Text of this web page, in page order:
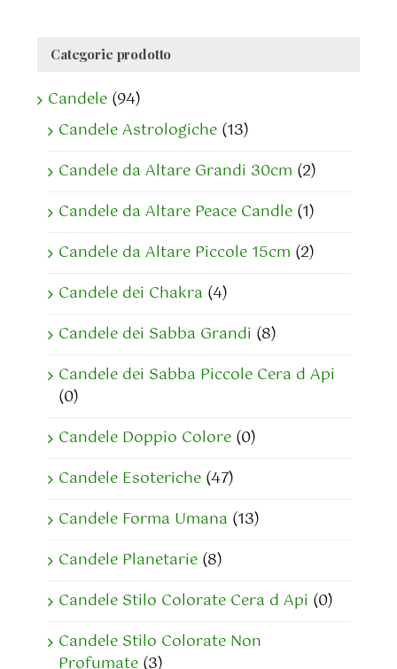
Categorie prodotto
Candele (94)
Candele Astrologiche (13)
Candele da Altare Grandi 30cm (2)
Candele da Altare Peace Candle (1)
Candele da Altare Piccole 15cm (2)
Candele dei Chakra (4)
Candele dei Sabba Grandi (8)
Candele dei Sabba Piccole Cera d Api
(0)
Candele Doppio Colore (0)
Candele Esoteriche (47)
Candele Forma Umana (13)
Candele Planetarie (8)
Candele Stilo Colorate Cera d Api (0)
Candele Stilo Colorate Non